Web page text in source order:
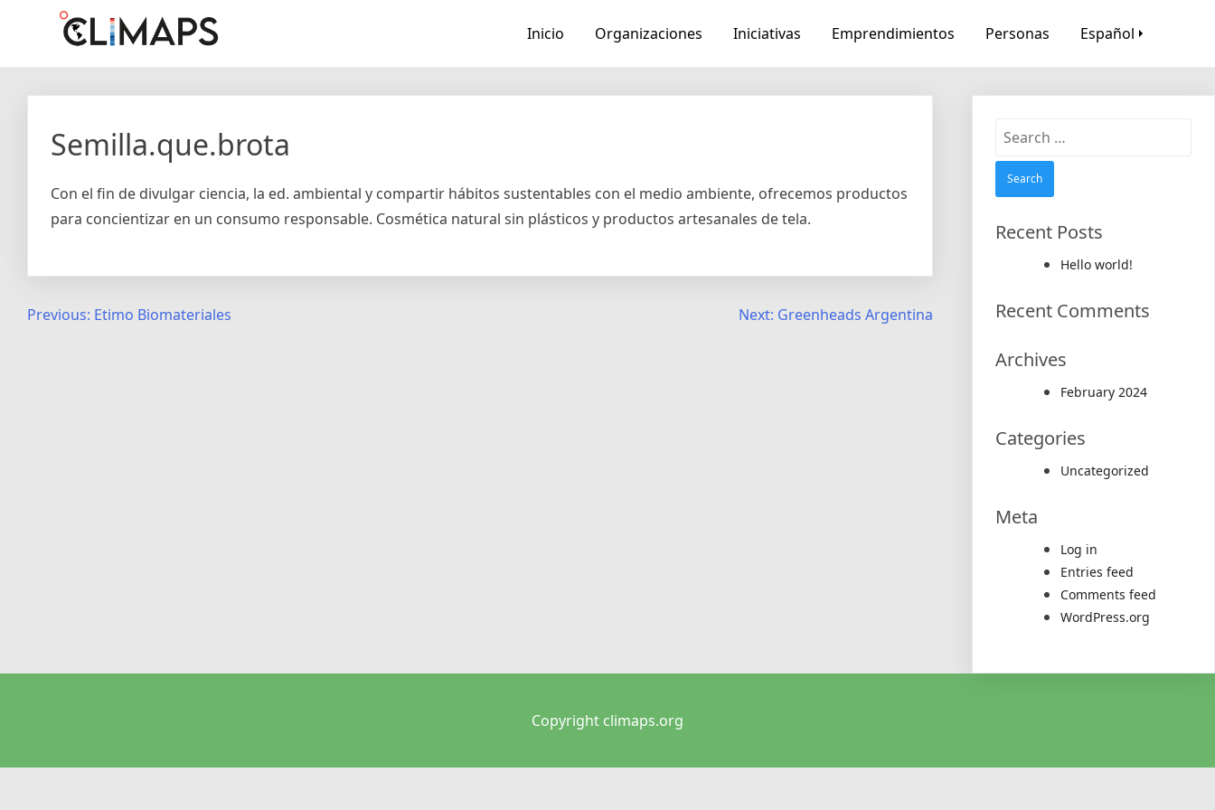
Climaps.org
Mapas de acción climática en Latinoamérica y el caribe
Inicio Organizaciones Iniciativas Emprendimientos Personas Español
Semilla.que.brota
Con el fin de divulgar ciencia, la ed. ambiental y compartir hábitos sustentables con el medio ambiente, ofrecemos productos
para concientizar en un consumo responsable. Cosmética natural sin plásticos y productos artesanales de tela.
PostPrevious: Etimo Biomateriales Next: Greenheads Argentina
Search
Recent Posts
Hello world!
Recent Comments
Archives
February 2024
Categories
Uncategorized
Meta
Log in
Entries feed
Comments feed
WordPress.org
Copyright climaps.org